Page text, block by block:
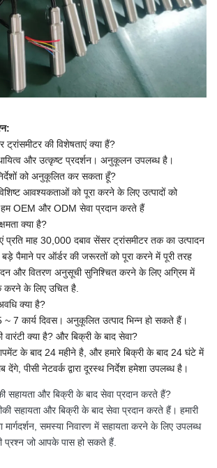
की विशेषताएं क्या हैं?
और उत्कृष्ट प्रदर्शन। अनुकूलन उपलब्ध है।
को अनुकूलित कर सकता हूँ?
आवश्यकताओं को पूरा करने के लिए उत्पादों को
हम OEM और ODM सेवा प्रदान करते हैं
क्या है?
प्रति माह 30,000 दबाव सेंसर ट्रांसमीटर तक का उत्पादन
पैमाने पर ऑर्डर की जरूरतों को पूरा करने में पूरी तरह
और वितरण अनुसूची सुनिश्चित करने के लिए अग्रिम में
करने के लिए उचित है.
क्या है?
7 कार्य दिवस। अनुकूलित उत्पाद भिन्न हो सकते हैं।
क्या है? और बिक्री के बाद सेवा?
के बाद 24 महीने है, और हमारे बिक्री के बाद 24 घंटे में
पीसी नेटवर्क द्वारा दूरस्थ निर्देश हमेशा उपलब्ध है।
सहायता और बिक्री के बाद सेवा प्रदान करते हैं?
सहायता और बिक्री के बाद सेवा प्रदान करते हैं। हमारी
मार्गदर्शन, समस्या निवारण में सहायता करने के लिए उपलब्ध
प्रश्न जो आपके पास हो सकते हैं.